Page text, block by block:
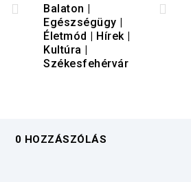
 Balaton |
Egészségügy |
Életmód | Hírek |
Kultúra |
Székesfehérvár

0 HOZZÁSZÓLÁS